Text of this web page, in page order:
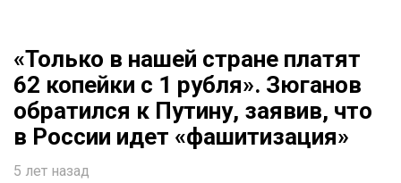
«Только в нашей стране платят
62 копейки с 1 рубля». Зюганов
обратился к Путину, заявив, что
в России идет «фашитизация»
5 лет назад